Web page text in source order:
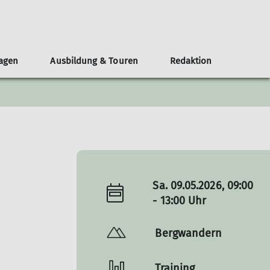
Öffentlichkeit und Klimaschutz
Gruppen Mitgestalten Service
Nordparkhütte im LAPADU
Leistungssport MTB-Gruppe Skigruppe
Topos
Ausbildung & Touren
Teilnahmebedingungen
Redaktion
Redaktionsteam
Sa. 09.05.2026, 09:00
- 13:00 Uhr
Bergwandern